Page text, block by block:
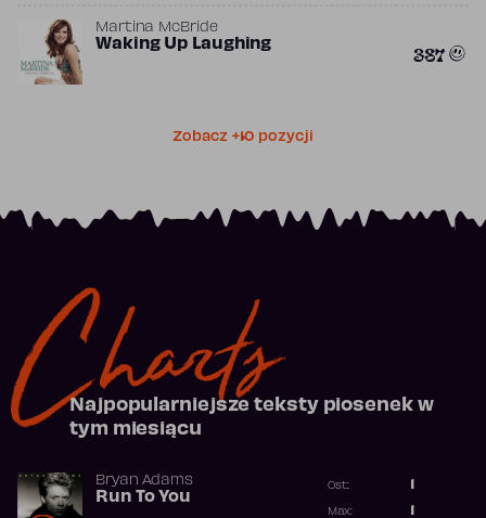
Martina McBride
Waking Up Laughing 387
Zobacz +10 pozycji
Charts
Najpopularniejsze teksty piosenek w
tym miesiącu
Bryan Adams
Run To You
Ost.:
Max: